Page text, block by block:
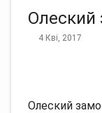
Олеский
4 Кві, 2017
Олеский